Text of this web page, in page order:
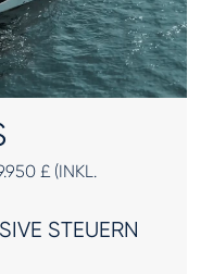
£ (INKL.
STEUERN